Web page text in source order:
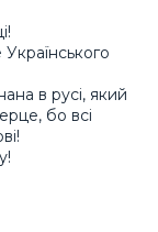
в русі, який
бо всі